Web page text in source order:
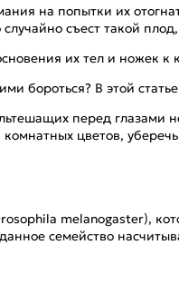
на попытки их
съест такой
их тел и ножек
бороться? В этой
перед
цветов,
melanogaster),
семейство